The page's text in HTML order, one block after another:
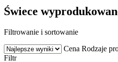
Świece
Filtrowanie i sortowanie
Cena Rodzaje
Filtr